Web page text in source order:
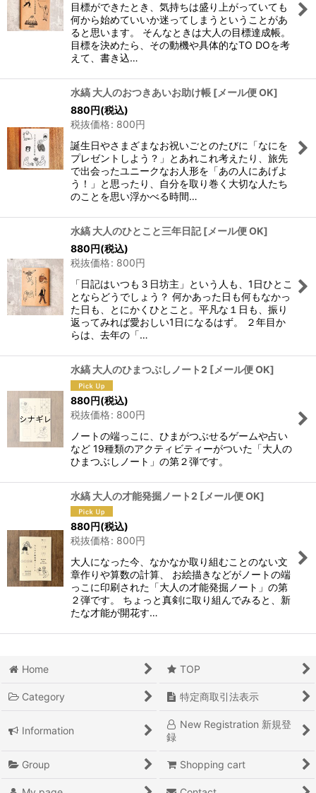
目標ができたとき、気持ちは盛り上がっていても
何から始めていいか迷ってしまうということがあ
ると思います。 そんなときは大人の目標達成帳。
目標を決めたら、その動機や具体的なTO DOを考
えて、書き込…
水縞 大人のおつきあいお助け帳 [メール便 OK]
880円(税込)
税抜価格: 800円
誕生日やさまざまなお祝いごとのたびに「なにを
プレゼントしよう？」とあれこれ考えたり、旅先
で出会ったユニークなお人形を「あの人にあげよ
う！」と思ったり、自分を取り巻く大切な人たち
のことを思い浮かべる時間…
水縞 大人のひとこと三年日記 [メール便 OK]
880円(税込)
税抜価格: 800円
「日記はいつも３日坊主」という人も、1日ひとこ
とならどうでしょう？ 何かあった日も何もなかっ
た日も、とにかくひとこと。平凡な１日も、振り
返ってみれば愛おしい1日になるはず。 ２年目か
らは、去年の「…
水縞 大人のひまつぶしノート2 [メール便 OK]
880円(税込)
税抜価格: 800円
ノートの端っこに、ひまがつぶせるゲームや占い
など 19種類のアクティビティーがついた「大人の
ひまつぶしノート」の第２弾です。
水縞 大人の才能発掘ノート2 [メール便 OK]
880円(税込)
税抜価格: 800円
大人になった今、なかなか取り組むことのない文
章作りや算数の計算、 お絵描きなどがノートの端
っこに印刷された「大人の才能発掘ノート」の第
２弾です。 ちょっと真剣に取り組んでみると、新
たな才能が開花す…
Home TOP
Category 特定商取引法表示
Information
New Registration 新規登
録
Group Shopping cart